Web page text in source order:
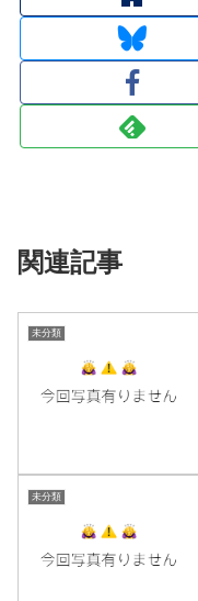
関連記事
未分類
未分類